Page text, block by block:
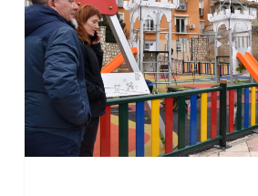
Orusco
destina
56.000
euros
a